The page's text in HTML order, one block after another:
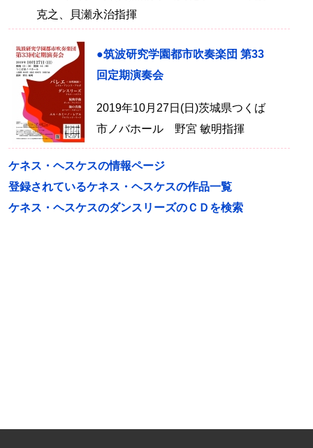
克之、貝瀬永治指揮
●筑波研究学園都市吹奏楽団 第33
回定期演奏会
2019年10月27日(日)茨城県つくば
市ノバホール 野宮 敏明指揮
ケネス・ヘスケスの情報ページ
登録されているケネス・ヘスケスの作品一覧
ケネス・ヘスケスのダンスリーズのＣＤを検索